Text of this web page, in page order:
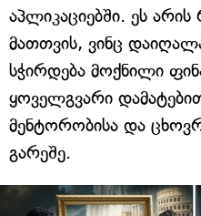
აპლიკაციებში. ეს
მათთვის, ვინც
სჭირდება მოქნილი
ყოველგვარი
მენტორობისა და
გარეშე.